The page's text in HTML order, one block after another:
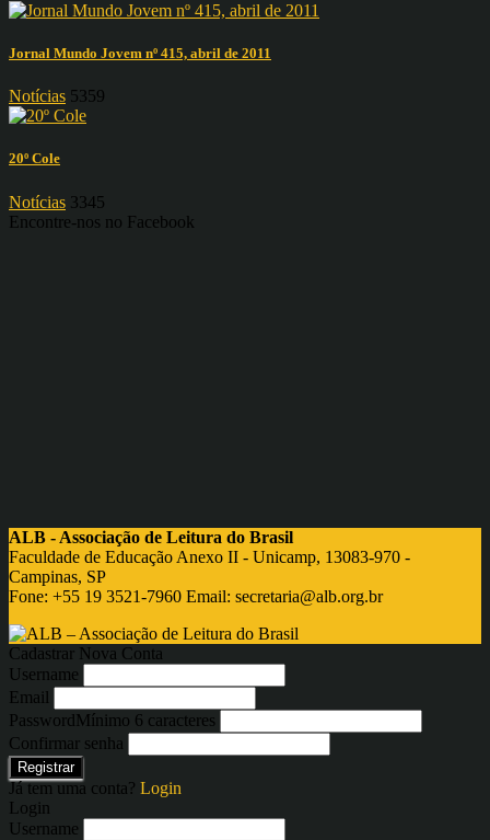
Jornal Mundo Jovem nº 415, abril de 2011
Notícias 5359
20º Cole
Notícias 3345
Encontre-nos no Facebook
ALB - Associação de Leitura do Brasil
Faculdade de Educação Anexo II - Unicamp, 13083-970 -
Campinas, SP
Fone: +55 19 3521-7960 Email: secretaria@alb.org.br
Cadastrar Nova Conta
Username
Email
PasswordMínimo 6 caracteres
Confirmar senha
Registrar
Já tem uma conta? Login
Login
Username